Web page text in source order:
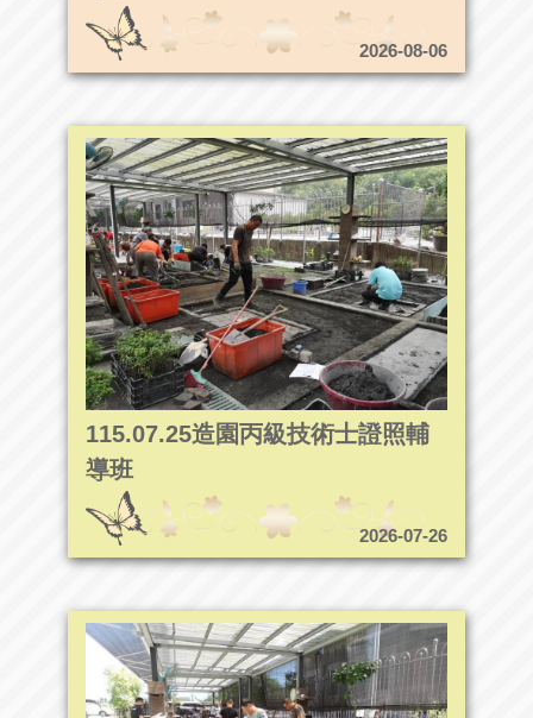
2026-08-06
115.07.25造園丙級技術士證照輔
導班
2026-07-26